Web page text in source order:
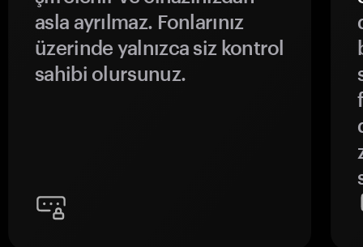
asla ayrılmaz. Fonlarınız
üzerinde yalnızca siz kontrol
sahibi olursunuz.